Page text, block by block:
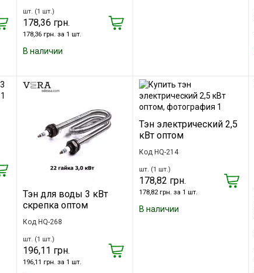
шт. (1 шт.)
178,36 грн.
178,36 грн. за 1 шт.
В наличии
Тэн для воды 3 кВт
скрепка оптом
Код HQ-268
шт. (1 шт.)
196,11 грн.
196,11 грн. за 1 шт.
Тэн электрический 2,5
кВт оптом
Код HQ-214
шт. (1 шт.)
178,82 грн.
178,82 грн. за 1 шт.
В наличии